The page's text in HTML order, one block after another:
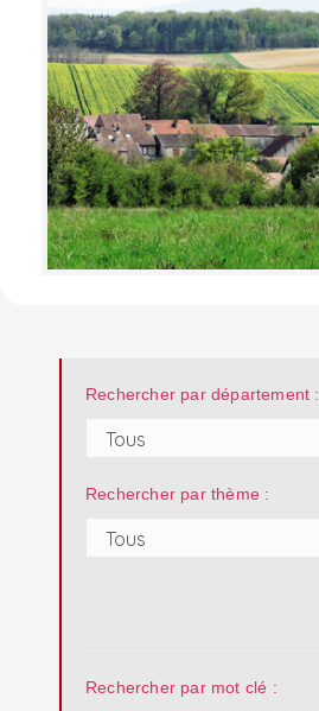
Rechercher par département :
Rechercher par thème :
Rechercher par mot clé :